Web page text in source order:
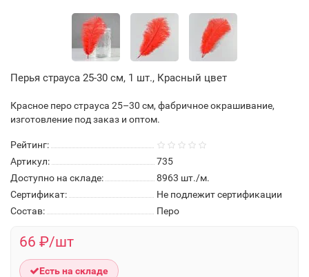
Перья страуса 25-30 см, 1 шт., Красный цвет
Красное перо страуса 25–30 см, фабричное окрашивание,
изготовление под заказ и оптом.
Рейтинг:
Артикул:
735
Доступно на складе:
8963 шт./м.
Сертификат:
Не подлежит сертификации
Состав:
Перо
66 ₽/шт
Есть на складе